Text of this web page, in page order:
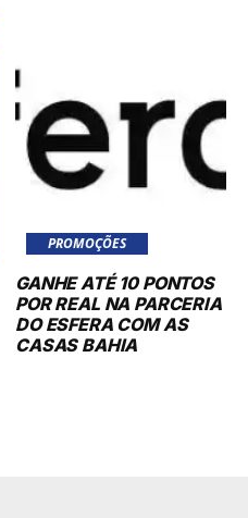
PROMOÇÕES
GANHE ATÉ 10 PONTOS
POR REAL NA PARCERIA
DO ESFERA COM AS
CASAS BAHIA